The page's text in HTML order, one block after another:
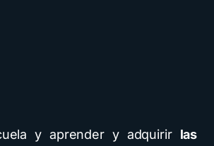
y aprender y adquirir las